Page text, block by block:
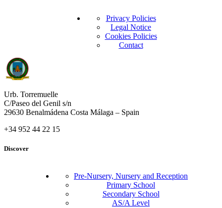
Privacy Policies
Legal Notice
Cookies Policies
Contact
Urb. Torremuelle
C/Paseo del Genil s/n
29630 Benalmádena Costa Málaga – Spain
+34 952 44 22 15
Discover
Pre-Nursery, Nursery and Reception
Primary School
Secondary School
AS/A Level